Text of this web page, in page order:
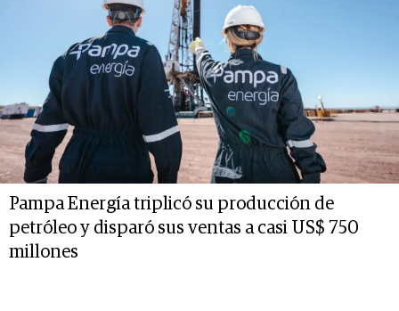
Pampa Energía triplicó su producción de
petróleo y disparó sus ventas a casi US$ 750
millones